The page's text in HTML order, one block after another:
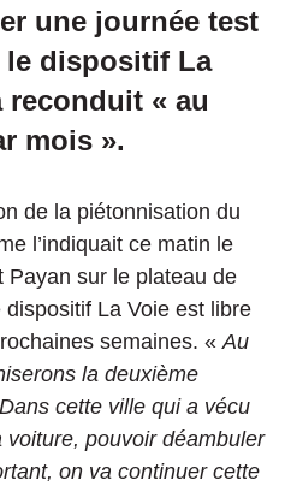
une journée test
dispositif La
reconduit « au
mois ».
de la piétonnisation du
l’indiquait ce matin le
Payan sur le plateau de
dispositif La Voie est libre
semaines. «Au
la deuxième
Dans cette ville qui a vécu
pouvoir déambuler
on va continuer cette